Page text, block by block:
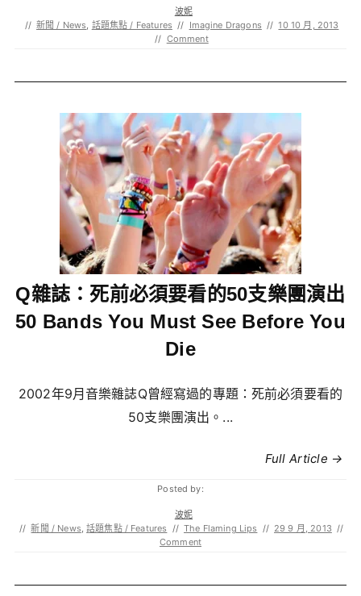
波妮
// 新聞 / News, 話題焦點 / Features // Imagine Dragons // 10 10 月, 2013
// Comment
Q雜誌：死前必須要看的50支樂團演出
50 Bands You Must See Before You
Die
2002年9月音樂雜誌Q曾經寫過的專題：死前必須要看的
50支樂團演出。...
Full Article →
Posted by:
波妮
// 新聞 / News,話題焦點 / Features // The Flaming Lips // 29 9 月, 2013 //
Comment